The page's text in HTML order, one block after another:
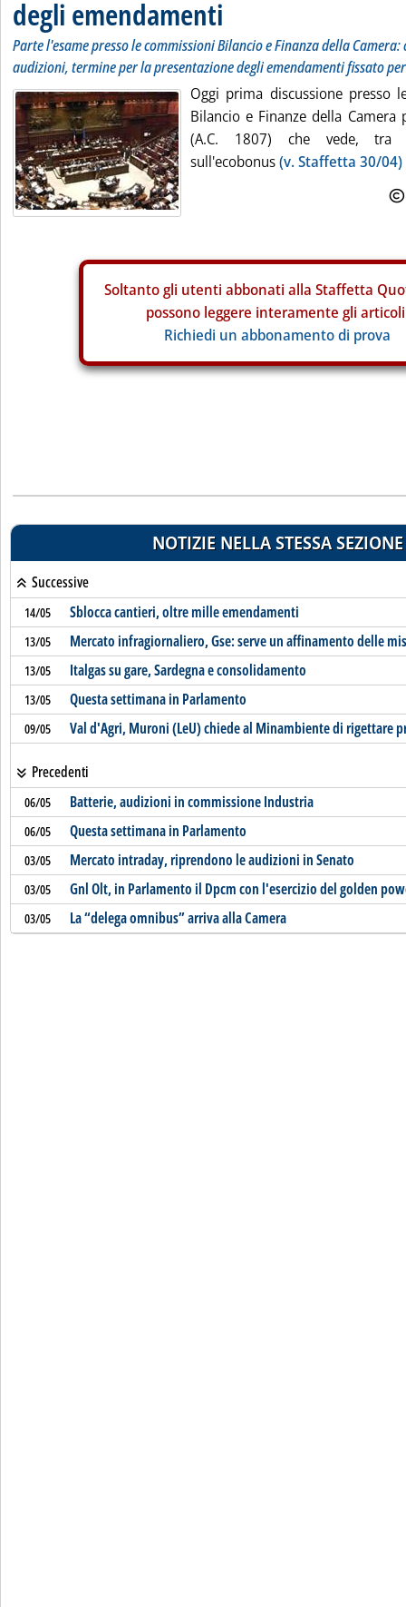
degli emendamenti
Parte l'esame presso le commissioni Bilancio e Finanza della
audizioni, termine per la presentazione degli emendamenti fissato
Oggi prima discussione presso
Bilancio e Finanze della Camera
(A.C. 1807) che vede, tra
sull'ecobonus(v. Staffetta 30/04)
Soltanto gli utenti abbonati alla Staffetta
possono leggere interamente gli
Richiedi un abbonamento di prova
NOTIZIE NELLA STESSA SEZIONE
Successive
14/05 Sblocca cantieri, oltre mille emendamenti
13/05 Mercato infragiornaliero, Gse: serve un affinamento delle
13/05 Italgas su gare, Sardegna e consolidamento
13/05 Questa settimana in Parlamento
09/05 Val d'Agri, Muroni (LeU) chiede al Minambiente di rigettare
Precedenti
06/05 Batterie, audizioni in commissione Industria
06/05 Questa settimana in Parlamento
03/05 Mercato intraday, riprendono le audizioni in Senato
03/05 Gnl Olt, in Parlamento il Dpcm con l'esercizio del golden
03/05 La “delega omnibus” arriva alla Camera